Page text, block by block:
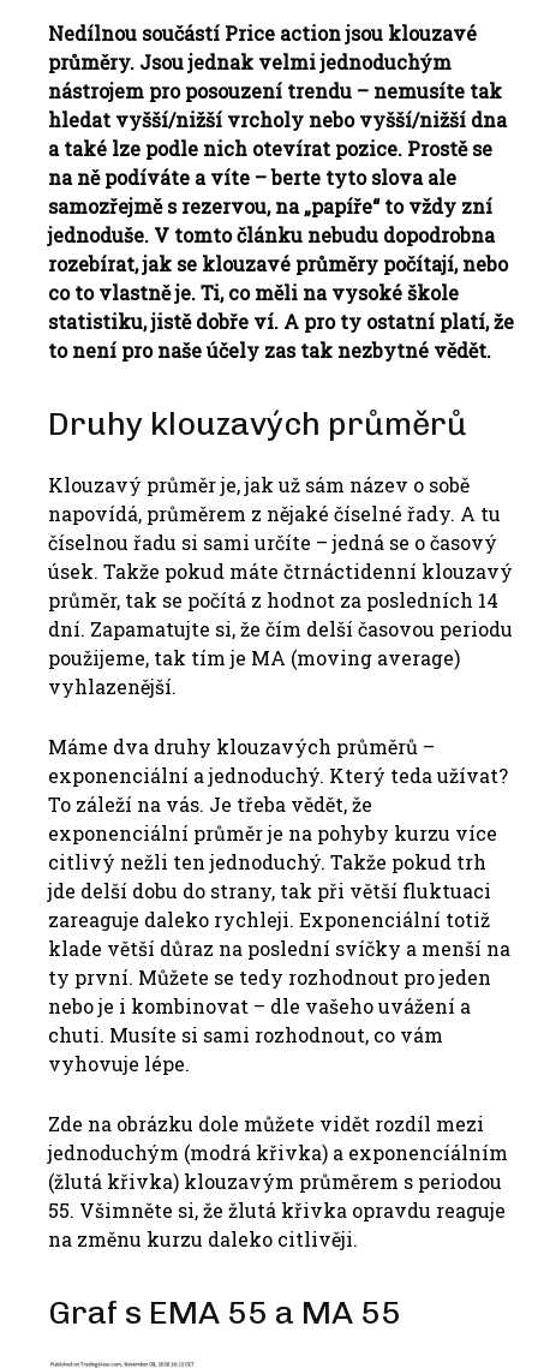
Nedílnou součástí Price action jsou klouzavé
průměry. Jsou jednak velmi jednoduchým
nástrojem pro posouzení trendu – nemusíte tak
hledat vyšší/nižší vrcholy nebo vyšší/nižší dna
a také lze podle nich otevírat pozice. Prostě se
na ně podíváte a víte – berte tyto slova ale
samozřejmě s rezervou, na „papíře“ to vždy zní
jednoduše. V tomto článku nebudu dopodrobna
rozebírat, jak se klouzavé průměry počítají, nebo
co to vlastně je. Ti, co měli na vysoké škole
statistiku, jistě dobře ví. A pro ty ostatní platí, že
to není pro naše účely zas tak nezbytné vědět.
Druhy klouzavých průměrů
Klouzavý průměr je, jak už sám název o sobě
napovídá, průměrem z nějaké číselné řady. A tu
číselnou řadu si sami určíte – jedná se o časový
úsek. Takže pokud máte čtrnáctidenní klouzavý
průměr, tak se počítá z hodnot za posledních 14
dní. Zapamatujte si, že čím delší časovou periodu
použijeme, tak tím je MA (moving average)
vyhlazenější.
Máme dva druhy klouzavých průměrů –
exponenciální a jednoduchý. Který teda užívat?
To záleží na vás. Je třeba vědět, že
exponenciální průměr je na pohyby kurzu více
citlivý nežli ten jednoduchý. Takže pokud trh
jde delší dobu do strany, tak při větší fluktuaci
zareaguje daleko rychleji. Exponenciální totiž
klade větší důraz na poslední svíčky a menší na
ty první. Můžete se tedy rozhodnout pro jeden
nebo je i kombinovat – dle vašeho uvážení a
chuti. Musíte si sami rozhodnout, co vám
vyhovuje lépe.
Zde na obrázku dole můžete vidět rozdíl mezi
jednoduchým (modrá křivka) a exponencíálním
(žlutá křivka) klouzavým průměrem s periodou
55. Všimněte si, že žlutá křivka opravdu reaguje
na změnu kurzu daleko citlivěji.
Graf s EMA 55 a MA 55